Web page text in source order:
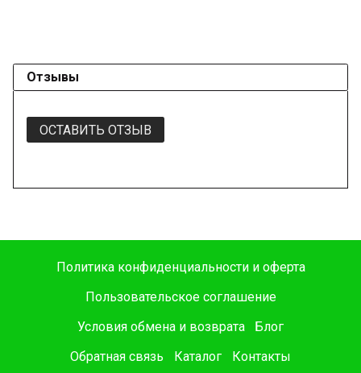
Отзывы
ОСТАВИТЬ ОТЗЫВ
Политика конфиденциальности и оферта
Пользовательское соглашение
Условия обмена и возврата
Блог
Обратная связь
Каталог
Контакты